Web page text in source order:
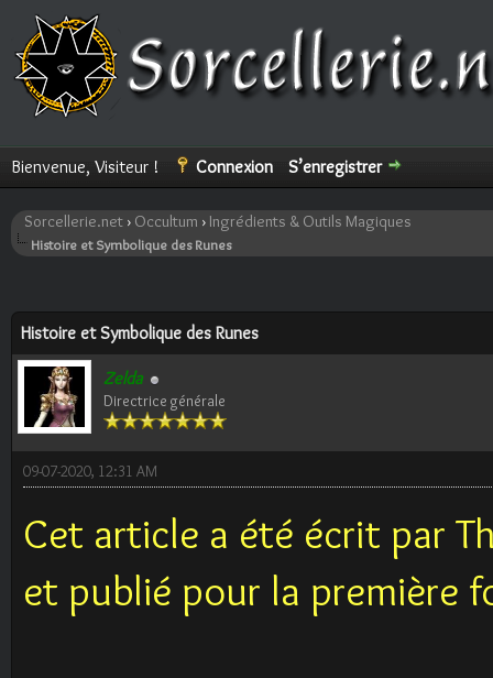
Bienvenue, Visiteur ! Connexion S’enregistrer
Sorcellerie.net › Occultum › Ingrédients & Outils Magiques
Histoire et Symbolique des Runes
Histoire et Symbolique des Runes
Zelda
Directrice générale
09-07-2020, 12:31 AM
Cet article a été écrit par
et publié pour la première